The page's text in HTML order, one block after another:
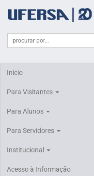
portal
UFERSA
Formulário
Busca
Campo
de
Início
Para Visitantes
Para Alunos
Para Servidores
Institucional
Acesso à Informação